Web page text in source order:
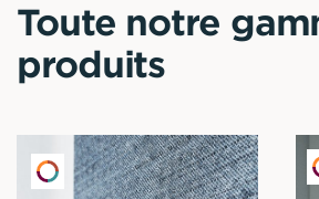
Toute notre
produits